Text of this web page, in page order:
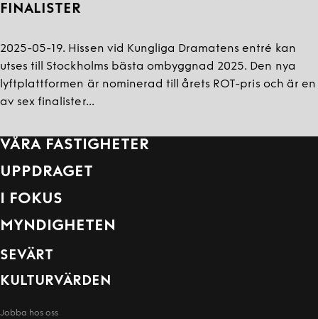
FINALISTER
2025-05-19. Hissen vid Kungliga Dramatens entré kan
utses till Stockholms bästa ombyggnad 2025. Den nya
lyftplattformen är nominerad till årets ROT-pris och är en
av sex finalister...
VÅRA FASTIGHETER
UPPDRAGET
I FOKUS
MYNDIGHETEN
SEVÄRT
KULTURVÄRDEN
Jobba hos oss